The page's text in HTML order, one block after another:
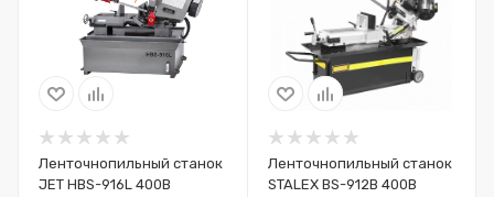
Ленточнопильный станок
JET HBS-916L 400В
Ленточнопильный станок
STALEX BS-912B 400B